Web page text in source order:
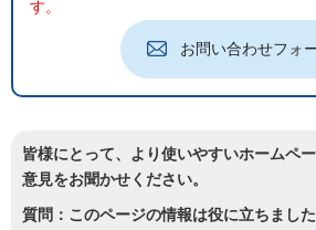
す。
お問い合わせフォ
皆様にとって、より使いやすいホームペ
意見をお聞かせください。
質問：このページの情報は役に立ちまし